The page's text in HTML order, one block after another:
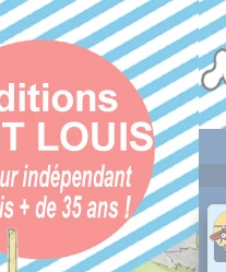
Panneau de gestion des cookies